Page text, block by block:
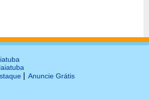
Anuncie Grátis